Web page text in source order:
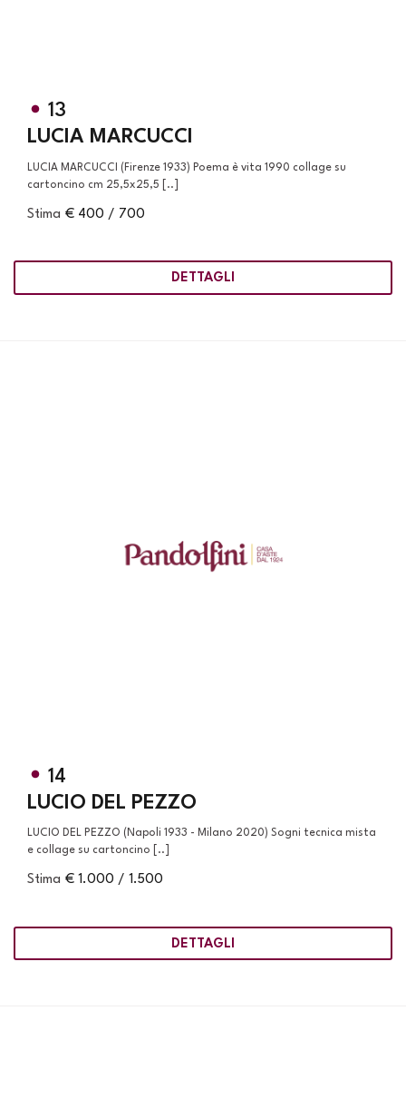
13
LUCIA MARCUCCI
LUCIA MARCUCCI (Firenze 1933) Poema è vita 1990 collage su
cartoncino cm 25,5x25,5 [..]
Stima € 400 / 700
DETTAGLI
14
LUCIO DEL PEZZO
LUCIO DEL PEZZO (Napoli 1933 - Milano 2020) Sogni tecnica mista
e collage su cartoncino [..]
Stima € 1.000 / 1.500
DETTAGLI